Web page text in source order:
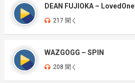
DEAN FUJIOKA – LovedOne
217 聞く
WAZGOGG – SPIN
208 聞く